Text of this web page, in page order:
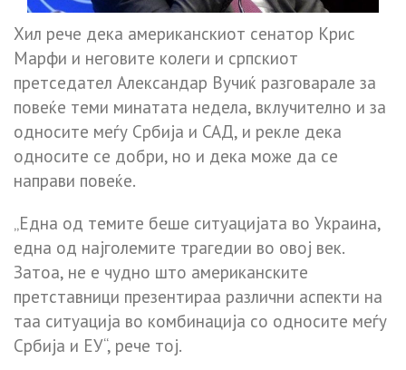
Хил рече дека американскиот сенатор Крис
Марфи и неговите колеги и српскиот
претседател Александар Вучиќ разговарале за
повеќе теми минатата недела, вклучително и за
односите меѓу Србија и САД, и рекле дека
односите се добри, но и дека може да се
направи повеќе.
„Една од темите беше ситуацијата во Украина,
една од најголемите трагедии во овој век.
Затоа, не е чудно што американските
претставници презентираа различни аспекти на
таа ситуација во комбинација со односите меѓу
Србија и ЕУ“, рече тој.